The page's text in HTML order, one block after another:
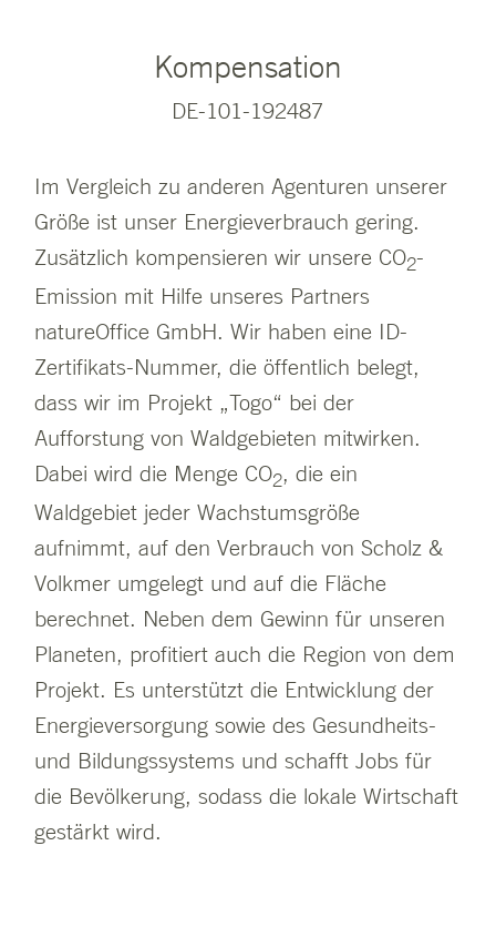
Kompensation
DE-101-192487
Im Vergleich zu anderen Agenturen unserer
Größe ist unser Energieverbrauch gering.
Zusätzlich kompensieren wir unsere CO2-
Emission mit Hilfe unseres Partners
natureOffice GmbH. Wir haben eine ID-
Zertifikats-Nummer, die öffentlich belegt,
dass wir im Projekt „Togo“ bei der
Aufforstung von Waldgebieten mitwirken.
Dabei wird die Menge CO2, die ein
Waldgebiet jeder Wachstumsgröße
aufnimmt, auf den Verbrauch von Scholz &
Volkmer umgelegt und auf die Fläche
berechnet. Neben dem Gewinn für unseren
Planeten, profitiert auch die Region von dem
Projekt. Es unterstützt die Entwicklung der
Energieversorgung sowie des Gesundheits-
und Bildungssystems und schafft Jobs für
die Bevölkerung, sodass die lokale Wirtschaft
gestärkt wird.